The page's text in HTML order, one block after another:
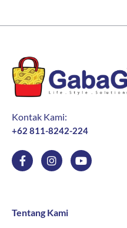
Kontak Kami:
+62 811-8242-224
F
a
c
o
I
n
s
g
r
Y
o
u
Tentang Kami